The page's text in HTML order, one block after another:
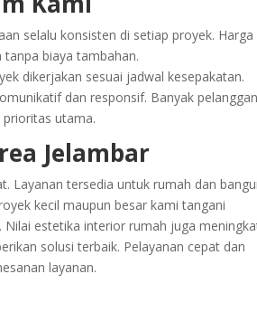
selalu konsisten di setiap proyek. Harga
tanpa biaya tambahan.
dikerjakan sesuai jadwal kesepakatan.
dan responsif. Banyak pelanggan
prioritas utama.
Jelambar
Layanan tersedia untuk rumah dan
kecil maupun besar kami tangani
estetika interior rumah juga
solusi terbaik. Pelayanan cepat dan
layanan.